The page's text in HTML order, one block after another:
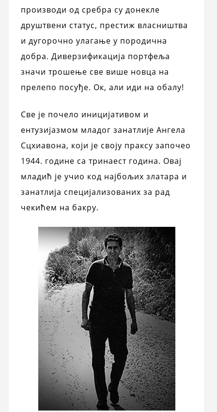
производи од сребра су донекле
друштвени статус, престиж власништва
и дугорочно улагање у породична
добра. Диверзификација портфеља
значи трошење све више новца на
прелепо посуђе. Ок, али иди на обалу!
Све је почело иницијативом и
ентузијазмом младог занатлије Ангела
Сцхиавона, који је своју праксу започео
1944. године са тринаест година. Овај
младић је учио код најбољих златара и
занатлија специјализованих за рад
чекићем на бакру.